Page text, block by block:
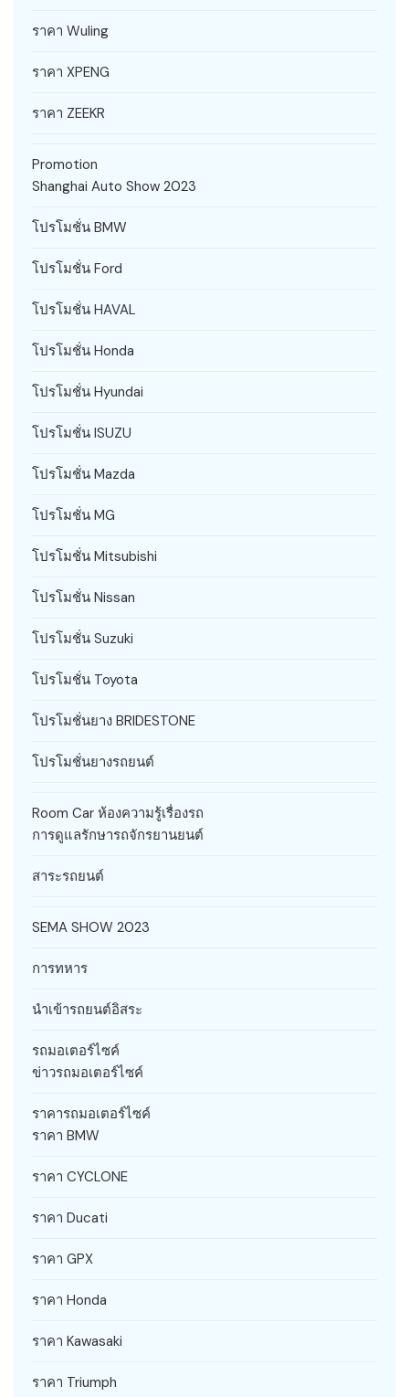
ราคา Wuling
ราคา XPENG
ราคา ZEEKR
Promotion
Shanghai Auto Show 2023
โปรโมชั่น BMW
โปรโมชั่น Ford
โปรโมชั่น HAVAL
โปรโมชั่น Honda
โปรโมชั่น Hyundai
โปรโมชั่น ISUZU
โปรโมชั่น Mazda
โปรโมชั่น MG
โปรโมชั่น Mitsubishi
โปรโมชั่น Nissan
โปรโมชั่น Suzuki
โปรโมชั่น Toyota
โปรโมชั่นยาง BRIDESTONE
โปรโมชั่นยางรถยนต์
Room Car ห้องความรู้เรื่องรถ
การดูแลรักษารถจักรยานยนต์
สาระรถยนต์
SEMA SHOW 2023
การทหาร
นำเข้ารถยนต์อิสระ
รถมอเตอร์ไซค์
ข่าวรถมอเตอร์ไซค์
ราคารถมอเตอร์ไซค์
ราคา BMW
ราคา CYCLONE
ราคา Ducati
ราคา GPX
ราคา Honda
ราคา Kawasaki
ราคา Triumph